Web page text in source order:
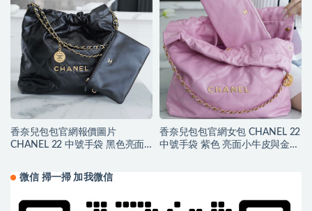
香奈兒包包官網報價圖片
CHANEL 22 中號手袋 黑色亮面
香奈兒包包官網女包 CHANEL 22
中號手袋 紫色 亮面小牛皮與金色
微信 掃一掃 加我微信